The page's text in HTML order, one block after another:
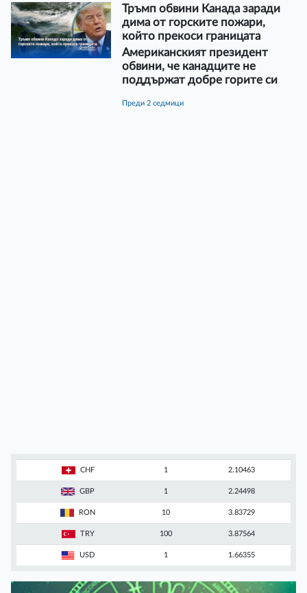
Тръмп обвини Канада заради
дима от горските пожари,
който прекоси границата
Американският президент
обвини, че канадците не
поддържат добре горите си
преди 2 седмици
CHF 1 2.10463
GBP 1 2.24498
RON 10 3.83729
TRY 100 3.87564
USD 1 1.66355